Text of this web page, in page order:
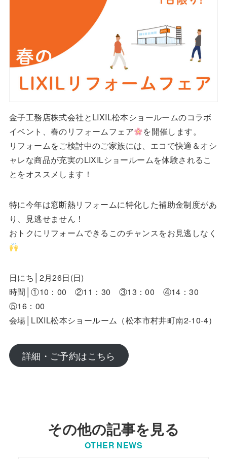
金子工務店株式会社とLIXIL松本ショールームのコラボ
イベント、春のリフォームフェア
を開催します。
リフォームをご検討中のご家族には、エコで快適＆オシ
ャレな商品が充実のLIXILショールームを体験されるこ
とをオススメします！
特に今年は窓断熱リフォームに特化した補助金制度があ
り、見逃せません！
おトクにリフォームできるこのチャンスをお見逃しなく
日にち│2月26日(日)
時間│①10：00 ②11：30 ③13：00 ④14：30
⑤16：00
会場│LIXIL松本ショールーム（松本市村井町南2-10-4）
詳細・ご予約はこちら
その他の記事を見る
OTHER NEWS